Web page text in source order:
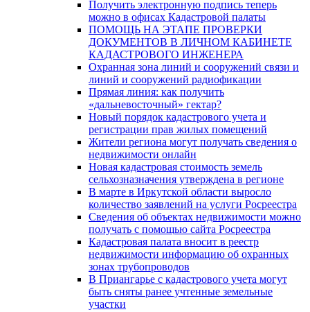
Получить электронную подпись теперь
можно в офисах Кадастровой палаты
ПОМОЩЬ НА ЭТАПЕ ПРОВЕРКИ
ДОКУМЕНТОВ В ЛИЧНОМ КАБИНЕТЕ
КАДАСТРОВОГО ИНЖЕНЕРА
Охранная зона линий и сооружений связи и
линий и сооружений радиофикации
Прямая линия: как получить
«дальневосточный» гектар?
Новый порядок кадастрового учета и
регистрации прав жилых помещений
Жители региона могут получать сведения о
недвижимости онлайн
Новая кадастровая стоимость земель
сельхозназначения утверждена в регионе
В марте в Иркутской области выросло
количество заявлений на услуги Росреестра
Сведения об объектах недвижимости можно
получать с помощью сайта Росреестра
Кадастровая палата вносит в реестр
недвижимости информацию об охранных
зонах трубопроводов
В Приангарье с кадастрового учета могут
быть сняты ранее учтенные земельные
участки